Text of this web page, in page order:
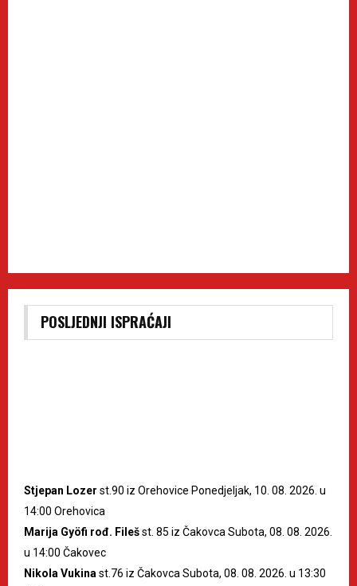
POSLJEDNJI ISPRAĆAJI
Stjepan Lozer st.90 iz Orehovice Ponedjeljak, 10. 08. 2026. u
14:00 Orehovica
Marija Gyöfi rođ. Filešst. 85 iz Čakovca Subota, 08. 08. 2026.
u 14:00 Čakovec
Nikola Vukina st.76 iz Čakovca Subota, 08. 08. 2026. u 13:30